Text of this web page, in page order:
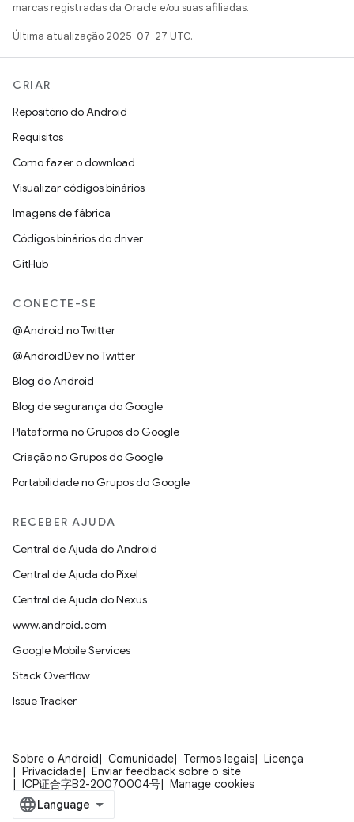
marcas registradas da Oracle e/ou suas afiliadas.
Última atualização 2025-07-27 UTC.
CRIAR
Repositório do Android
Requisitos
Como fazer o download
Visualizar códigos binários
Imagens de fábrica
Códigos binários do driver
GitHub
CONECTE-SE
@Android no Twitter
@AndroidDev no Twitter
Blog do Android
Blog de segurança do Google
Plataforma no Grupos do Google
Criação no Grupos do Google
Portabilidade no Grupos do Google
RECEBER AJUDA
Central de Ajuda do Android
Central de Ajuda do Pixel
Central de Ajuda do Nexus
www.android.com
Google Mobile Services
Stack Overflow
Issue Tracker
Sobre o Android Comunidade Termos legais
Licença
Privacidade
Enviar feedback sobre o site
ICP证合字B2-20070004号
Manage cookies